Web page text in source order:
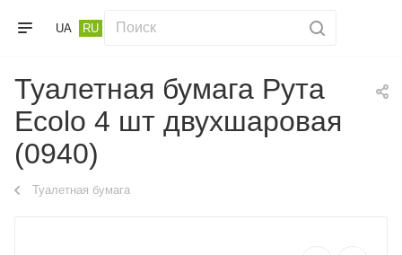
UA RU
Туалетная бумага Рута
Ecolo 4 шт двухшаровая
(0940)
Туалетная бумага